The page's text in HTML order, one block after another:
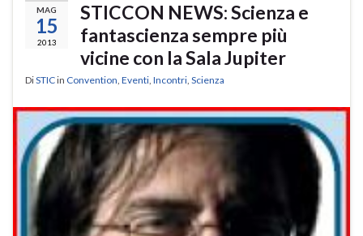
MAG
15
2013
STICCON NEWS: Scienza e
fantascienza sempre più
vicine con la Sala Jupiter
DiSTICin Convention, Eventi, Incontri, Scienza